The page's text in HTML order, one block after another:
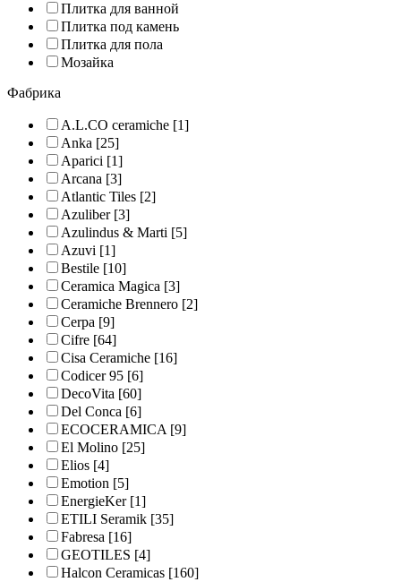
Плитка для ванной
Плитка под камень
Плитка для пола
Мозайка
Фабрика
A.L.CO ceramiche [1]
Anka [25]
Aparici [1]
Arcana [3]
Atlantic Tiles [2]
Azuliber[3]
Azulindus & Marti [5]
Azuvi [1]
Bestile [10]
Ceramica Magica [3]
Ceramiche Brennero [2]
Cerpa [9]
Cifre [64]
Cisa Ceramiche [16]
Codicer 95 [6]
DecoVita [60]
Del Conca [6]
ECOCERAMICA[9]
El Molino [25]
Elios [4]
Emotion [5]
EnergieKer[1]
ETILI Seramik [35]
Fabresa [16]
GEOTILES [4]
Halcon Ceramicas [160]